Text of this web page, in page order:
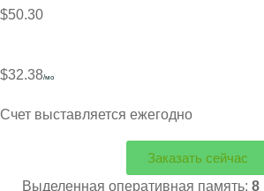
$50.30
$32.38/мо
Счет выставляется ежегодно
Заказать сейчас
Выделенная оперативная память: 8